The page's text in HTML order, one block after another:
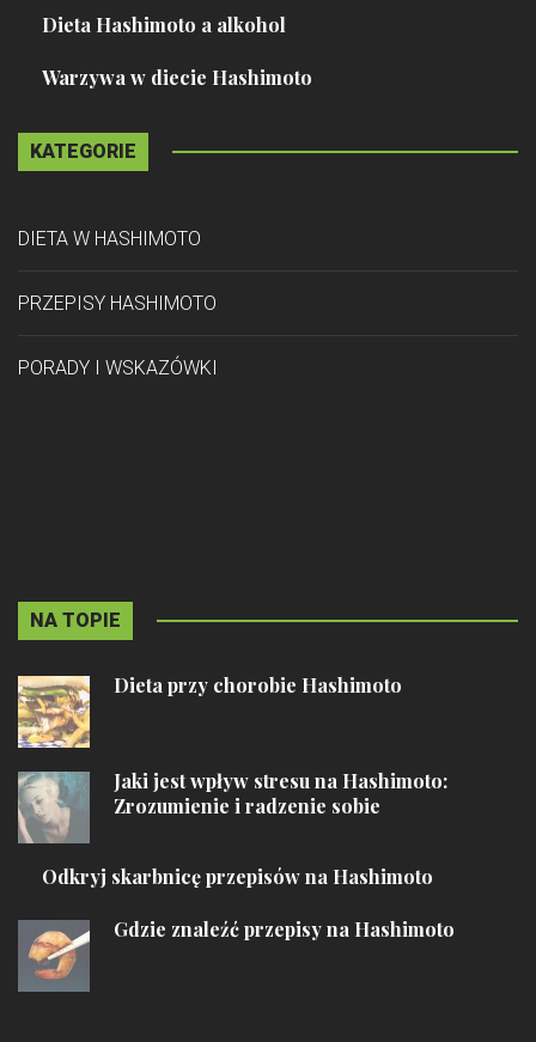
Dieta Hashimoto a alkohol
Warzywa w diecie Hashimoto
KATEGORIE
DIETA W HASHIMOTO
PRZEPISY HASHIMOTO
PORADY I WSKAZÓWKI
NA TOPIE
Dieta przy chorobie Hashimoto
Jaki jest wpływ stresu na Hashimoto:
Zrozumienie i radzenie sobie
Odkryj skarbnicę przepisów na Hashimoto
Gdzie znaleźć przepisy na Hashimoto